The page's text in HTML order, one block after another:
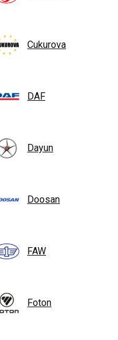
Cukurova
DAF
Dayun
Doosan
FAW
Foton